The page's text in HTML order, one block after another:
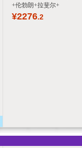
+伦勃朗+拉斐尔+
¥2276.2